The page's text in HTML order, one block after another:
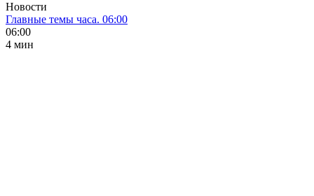
Новости
Главные темы часа. 06:00
06:00
4 мин